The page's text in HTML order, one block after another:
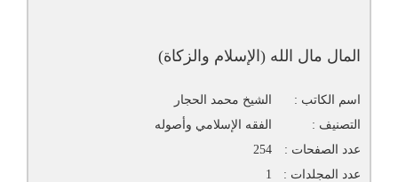
المال مال الله (الإسلام والزكاة)
اسم الكاتب :
الشيخ محمد الحجار
التصنيف :
الفقه الإسلامي وأصوله
عدد الصفحات :
254
عدد المجلدات :
1